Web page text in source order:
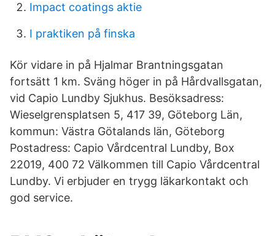
Impact coatings aktie
I praktiken på finska
Kör vidare in på Hjalmar Brantningsgatan
fortsätt 1 km. Sväng höger in på Hårdvallsgatan,
vid Capio Lundby Sjukhus. Besöksadress:
Wieselgrensplatsen 5, 417 39, Göteborg Län,
kommun: Västra Götalands län, Göteborg
Postadress: Capio Vårdcentral Lundby, Box
22019, 400 72 Välkommen till Capio Vårdcentral
Lundby. Vi erbjuder en trygg läkarkontakt och
god service.